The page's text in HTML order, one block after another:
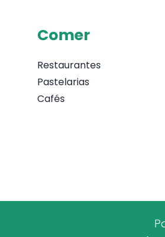
Comer
Restaurantes
Pastelarias
Cafés